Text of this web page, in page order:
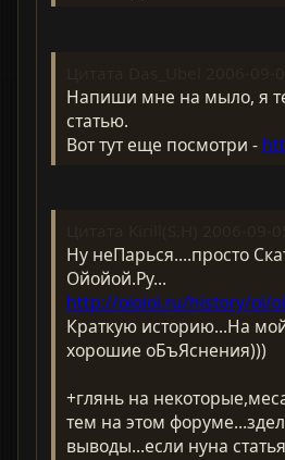
Напиши мне на мыло, я
статью.
Вот тут еще посмотри -
Ну неПарься....просто
Ойойой.Ру...
http://oioioi.ru/history/oi/
Краткую историю...На
хорошие оБъЯснения)))
+глянь на
тем на этом
выводы...если нуна